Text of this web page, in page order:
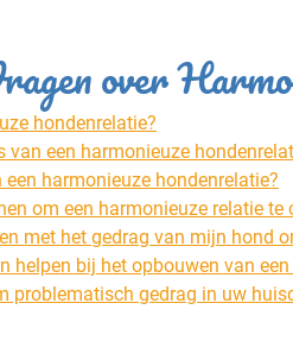
over
hondenrelatie?
een harmonieuze
harmonieuze hondenrelatie?
om een harmonieuze relatie te
met het gedrag van mijn hond
helpen bij het opbouwen van
problematisch gedrag in uw